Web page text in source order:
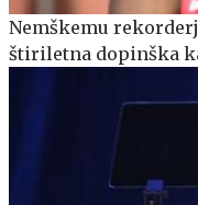
Nemškemu
štiriletna dopinška